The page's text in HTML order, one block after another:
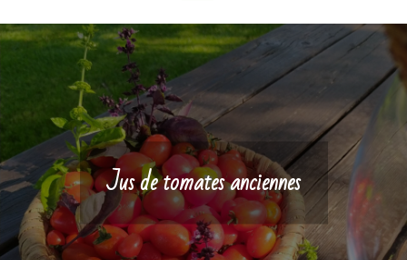
Jus de tomates anciennes